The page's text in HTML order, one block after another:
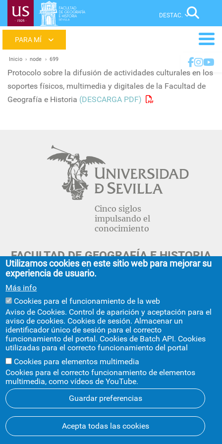
Pasar
Ruta
de
navegación
Inicio node 699
Protocolo sobre la difusión de actividades culturales en los
soportes físicos, multimedia y digitales de la Facultad de
Geografía e Historia (DESCARGA PDF)
Cinco siglos
impulsando el
conocimiento
FACULTAD DE GEOGRAFÍA E HISTORIA
C/ Doña María de Padilla, s/n.
geografiaehistoria@us.es
954 55 13 40
Aviso legal Protección de datos
© 2024SIC- Universidad de Sevilla
Utilizamos cookies en este sitio web para mejorar su
experiencia de usuario.
Más info
Cookies para el funcionamiento de la web
Aviso de Cookies. Control de aparición y aceptación para el
aviso de cookies. Cookies de sesión. Almacenar un
identificador único de sesión para el correcto
funcionamiento del portal. Cookies de Batch API. Cookies
utilizadas para el correcto funcionamiento del portal
Cookies para elementos multimedia
Cookies para el correcto funcionamiento de elementos
multimedia, como vídeos de YouTube.
Guardar preferencias
Acepta todas las cookies